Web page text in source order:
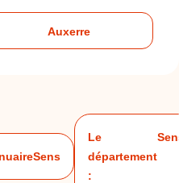
Auxerre
Sens
Le
département
: